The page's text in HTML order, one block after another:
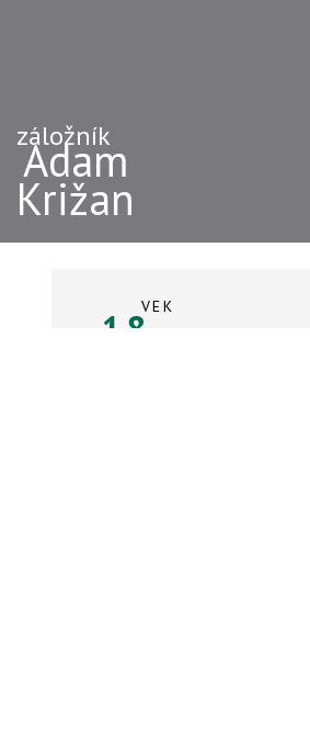
záložník
Adam
Križan
VEK
18